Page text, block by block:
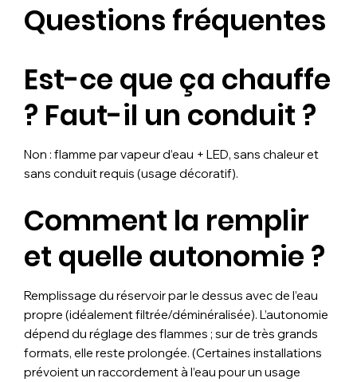
Questions fréquentes
Est-ce que ça chauffe
? Faut-il un conduit ?
Non : flamme par vapeur d’eau + LED, sans chaleur et
sans conduit requis (usage décoratif).
Comment la remplir
et quelle autonomie ?
Remplissage du réservoir par le dessus avec de l’eau
propre (idéalement filtrée/déminéralisée). L’autonomie
dépend du réglage des flammes ; sur de très grands
formats, elle reste prolongée. (Certaines installations
prévoient un raccordement à l’eau pour un usage